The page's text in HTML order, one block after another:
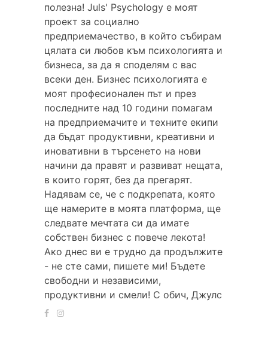
полезна! Juls' Psychology е моят
проект за социално
предприемачество, в който събирам
цялата си любов към психологията и
бизнеса, за да я споделям с вас
всеки ден. Бизнес психологията е
моят професионален път и през
последните над 10 години помагам
на предприемачите и техните екипи
да бъдат продуктивни, креативни и
иновативни в търсенето на нови
начини да правят и развиват нещата,
в които горят, без да прегарят.
Надявам се, че с подкрепата, която
ще намерите в моята платформа, ще
следвате мечтата си да имате
собствен бизнес с повече лекота!
Ако днес ви е трудно да продължите
- не сте сами, пишете ми! Бъдете
свободни и независими,
продуктивни и смели! С обич, Джулс